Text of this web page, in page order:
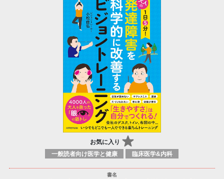
お気に入り
一般読者向け医学と健康 臨床医学&内科